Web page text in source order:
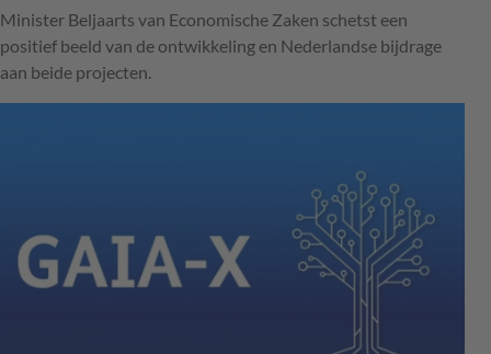
Minister Beljaarts van Economische Zaken schetst een
positief beeld van de ontwikkeling en Nederlandse bijdrage
aan beide projecten.